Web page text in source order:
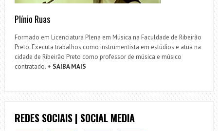
Plínio Ruas
Formado em Licenciatura Plena em Música na Faculdade de Ribeirão
Preto. Executa trabalhos como instrumentista em estúdios e atua na
cidade de Ribeirão Preto como professor de música e músico
contratado. + SAIBA MAIS
REDES SOCIAIS | SOCIAL MEDIA